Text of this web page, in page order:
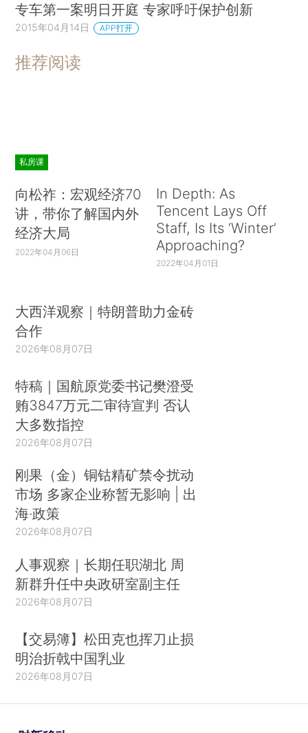
专车第一案明日开庭 专家呼吁保护创新
2015年04月14日 APP打开
推荐阅读
私房课
向松祚：宏观经济70
讲，带你了解国内外
经济大局
2022年04月06日
In Depth: As
Tencent Lays Off
Staff, Is Its ‘Winter’
Approaching?
2022年04月01日
大西洋观察｜特朗普助力金砖
合作
2026年08月07日
特稿｜国航原党委书记樊澄受
贿3847万元二审待宣判 否认
大多数指控
2026年08月07日
刚果（金）铜钴精矿禁令扰动
市场 多家企业称暂无影响 | 出
海·政策
2026年08月07日
人事观察｜长期任职湖北 周
新群升任中央政研室副主任
2026年08月07日
【交易簿】松田克也挥刀止损
明治折戟中国乳业
2026年08月07日